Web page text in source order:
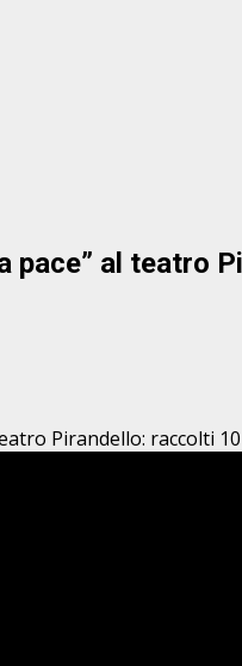
pace” al teatro
Pirandello: raccolti